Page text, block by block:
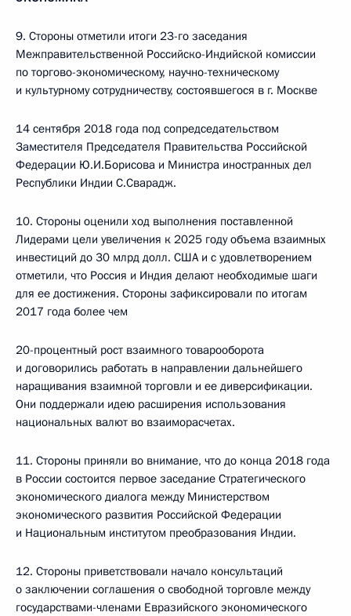
9. Стороны отметили итоги 23-го заседания
Межправительственной Российско-Индийской комиссии
по торгово-экономическому, научно-техническому
и культурному сотрудничеству, состоявшегося в г. Москве
14 сентября 2018 года под сопредседательством
Заместителя Председателя Правительства Российской
Федерации Ю.И.Борисова и Министра иностранных дел
Республики Индии С.Сварадж.
10. Стороны оценили ход выполнения поставленной
Лидерами цели увеличения к 2025 году объема взаимных
инвестиций до 30 млрд долл. США и с удовлетворением
отметили, что Россия и Индия делают необходимые шаги
для ее достижения. Стороны зафиксировали по итогам
2017 года более чем
20-процентный рост взаимного товарооборота
и договорились работать в направлении дальнейшего
наращивания взаимной торговли и ее диверсификации.
Они поддержали идею расширения использования
национальных валют во взаиморасчетах.
11. Стороны приняли во внимание, что до конца 2018 года
в России состоится первое заседание Стратегического
экономического диалога между Министерством
экономического развития Российской Федерации
и Национальным институтом преобразования Индии.
12. Стороны приветствовали начало консультаций
о заключении соглашения о свободной торговле между
государствами-членами Евразийского экономического